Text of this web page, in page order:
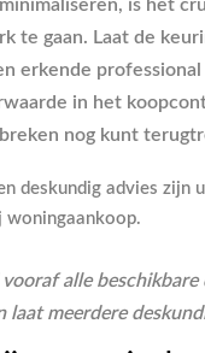
is het
te gaan. Laat de
erkende professional
in het
nog kunt
deskundig advies zijn
woningaankoop.
vooraf alle
laat meerdere